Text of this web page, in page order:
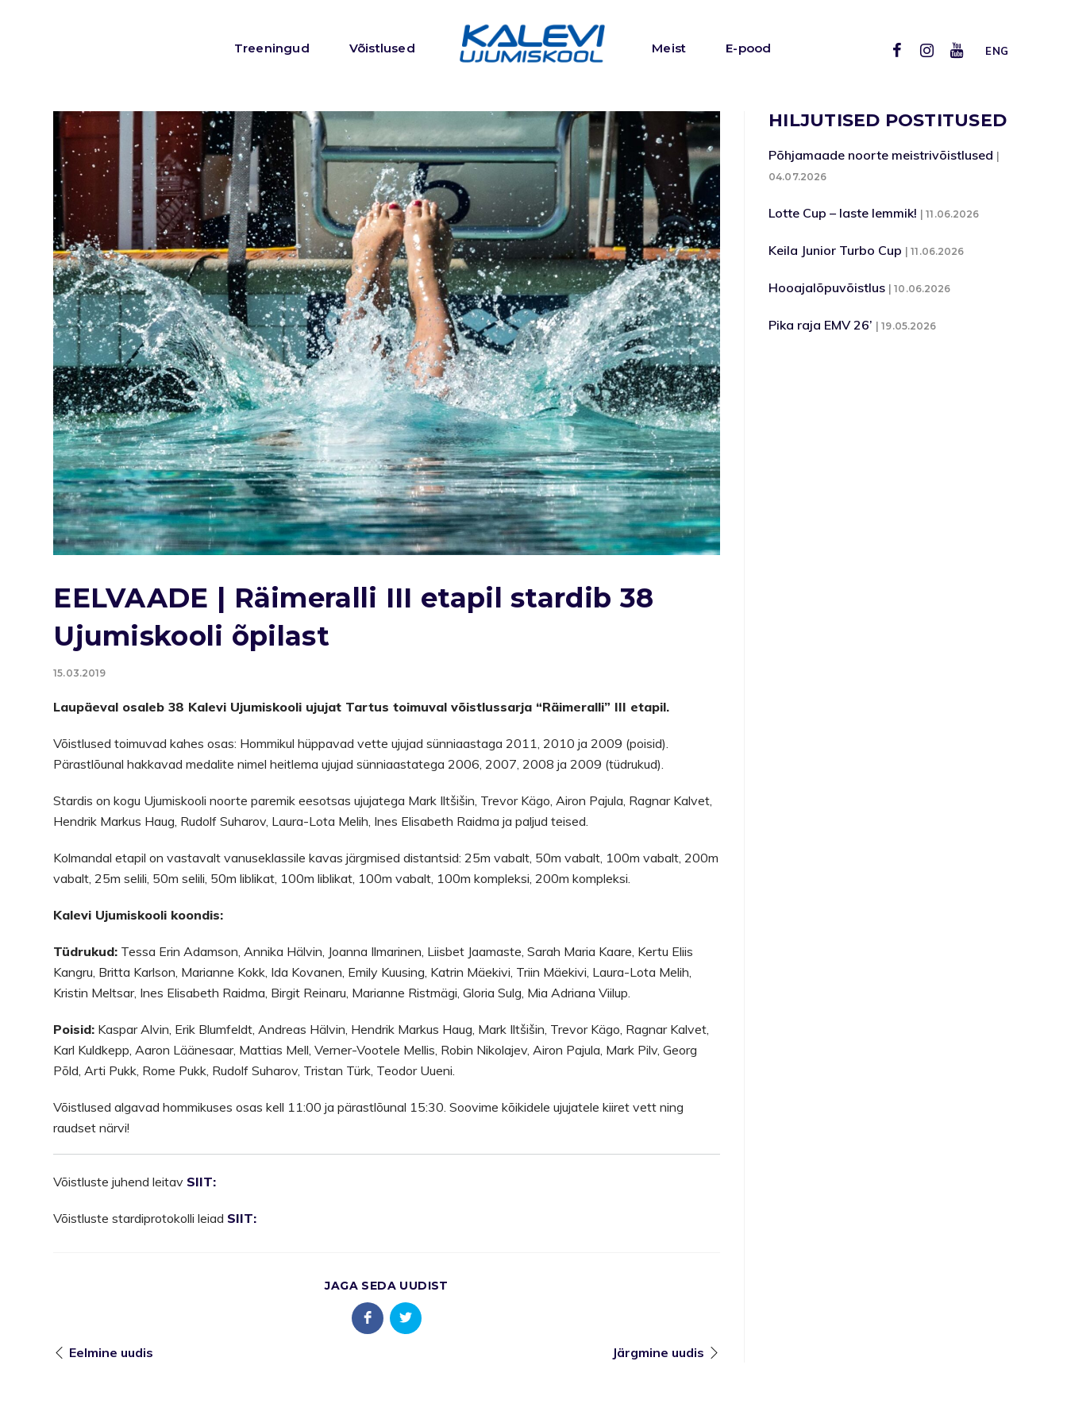
ENG
Treeningud Võistlused Meist E-pood
EELVAADE | Räimeralli III etapil stardib 38
Ujumiskooli õpilast
15.03.2019
Laupäeval osaleb 38 Kalevi Ujumiskooli ujujat Tartus toimuval võistlussarja “Räimeralli” III etapil.
Võistlused toimuvad kahes osas: Hommikul hüppavad vette ujujad sünniaastaga 2011, 2010 ja 2009 (poisid).
Pärastlõunal hakkavad medalite nimel heitlema ujujad sünniaastatega 2006, 2007, 2008 ja 2009 (tüdrukud).
Stardis on kogu Ujumiskooli noorte paremik eesotsas ujujatega Mark Iltšišin, Trevor Kägo, Airon Pajula, Ragnar Kalvet,
Hendrik Markus Haug, Rudolf Suharov, Laura-Lota Melih, Ines Elisabeth Raidma ja paljud teised.
Kolmandal etapil on vastavalt vanuseklassile kavas järgmised distantsid: 25m vabalt, 50m vabalt, 100m vabalt, 200m
vabalt, 25m selili, 50m selili, 50m liblikat, 100m liblikat, 100m vabalt, 100m kompleksi, 200m kompleksi.
Kalevi Ujumiskooli koondis:
Tüdrukud: Tessa Erin Adamson, Annika Hälvin, Joanna Ilmarinen, Liisbet Jaamaste, Sarah Maria Kaare, Kertu Eliis
Kangru, Britta Karlson, Marianne Kokk, Ida Kovanen, Emily Kuusing, Katrin Mäekivi, Triin Mäekivi, Laura-Lota Melih,
Kristin Meltsar, Ines Elisabeth Raidma, Birgit Reinaru, Marianne Ristmägi, Gloria Sulg, Mia Adriana Viilup.
Poisid: Kaspar Alvin, Erik Blumfeldt, Andreas Hälvin, Hendrik Markus Haug, Mark Iltšišin, Trevor Kägo, Ragnar Kalvet,
Karl Kuldkepp, Aaron Läänesaar, Mattias Mell, Verner-Vootele Mellis, Robin Nikolajev, Airon Pajula, Mark Pilv, Georg
Põld, Arti Pukk, Rome Pukk, Rudolf Suharov, Tristan Türk, Teodor Uueni.
Võistlused algavad hommikuses osas kell 11:00 ja pärastlõunal 15:30. Soovime kõikidele ujujatele kiiret vett ning
raudset närvi!
Võistluste juhend leitav SIIT:
Võistluste stardiprotokolli leiad SIIT:
JAGA SEDA UUDIST
Eelmine uudis Järgmine uudis
HILJUTISED POSTITUSED
Põhjamaade noorte meistrivõistlused
04.07.2026
Lotte Cup – laste lemmik! 11.06.2026
Keila Junior Turbo Cup 11.06.2026
Hooajalõpuvõistlus 10.06.2026
Pika raja EMV 26’ 19.05.2026